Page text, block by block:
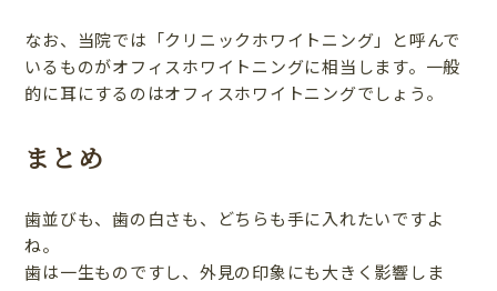
なお、当院では「クリニックホワイトニング」と呼んで
いるものがオフィスホワイトニングに相当します。一般
的に耳にするのはオフィスホワイトニングでしょう。
まとめ
歯並びも、歯の白さも、どちらも手に入れたいですよ
ね。
歯は一生ものですし、外見の印象にも大きく影響しま